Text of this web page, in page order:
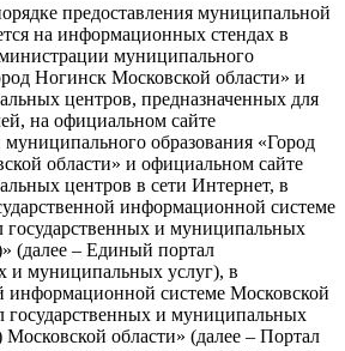
предоставления муниципальной
на информационных стендах в
муниципального
Ногинск Московской области» и
центров, предназначенных для
на официальном сайте
образования «Город
области» и официальном сайте
центров в сети Интернет, в
информационной системе
государственных и муниципальных
(далее – Единый портал
и муниципальных услуг), в
информационной системе Московской
государственных и муниципальных
области» (далее – Портал